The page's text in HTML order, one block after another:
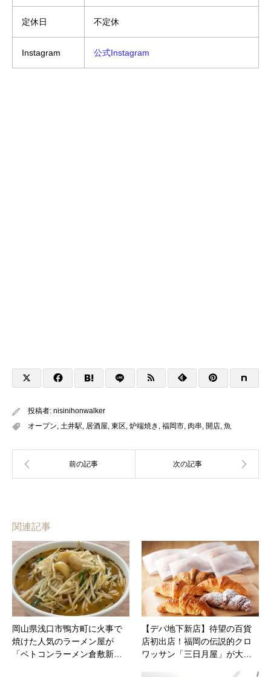
定休日 不定休
Instagram 公式Instagram
投稿者: nisinihonwalker
オープン, 土井駅, 居酒屋, 東区, 炉端焼き , 福岡市, 肉串, 開店, 魚
関連記事
岡山県浅口市鴨方町に火事で
焼けた人気のラーメン屋が
「ベトコンラーメン倉敷新…
【デパ地下新店】待望の百貨
店初出店！福岡の伝説的クロ
ワッサン「三日月屋」が大…